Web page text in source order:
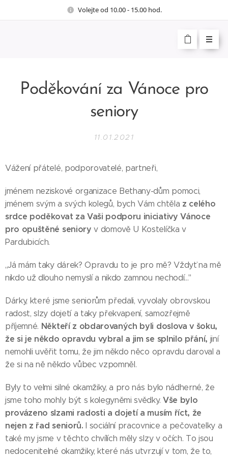
Volejte od 10.00 - 15.00 hod.
Poděkování za Vánoce pro
seniory
11.01.2021
Vážení přátelé, podporovatelé, partneři,
jménem neziskové organizace Bethany-dům pomoci,
jménem svým a svých kolegů, bych Vám chtěla z celého
srdce poděkovat za Vaši podporu iniciativy Vánoce
pro opuštěné seniory v domově U Kostelíčka v
Pardubicích.
,,Já mám taky dárek? Opravdu to je pro mě? Vždyť na mě
nikdo už dlouho nemyslí a nikdo zamnou nechodí..."
Dárky, které jsme seniorům předali, vyvolaly obrovskou
radost, slzy dojetí a taky překvapení, samozřejmě
příjemné. Někteří z obdarovaných byli doslova v šoku,
že si je někdo opravdu vybral a jim se splnilo přání, jiní
nemohli uvěřit tomu, že jim někdo něco opravdu daroval a
že si na ně někdo vůbec vzpomněl.
Byly to velmi silné okamžiky, a pro nás bylo nádherné, že
jsme toho mohly být s kolegyněmi svědky. Vše bylo
provázeno slzami radosti a dojetí a musím říct, že
nejen z řad seniorů. I sociální pracovnice a pečovatelky a
také my jsme v těchto chvílích měly slzy v očích. To jsou
nedocenitelné okamžiky, které nás utvrzují v tom, že to,